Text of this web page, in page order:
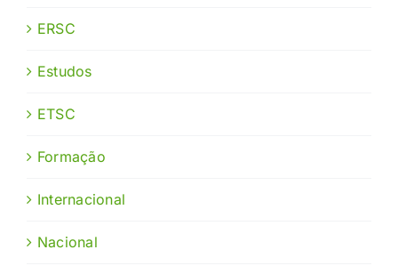
ERSC
Estudos
ETSC
Formação
Internacional
Nacional